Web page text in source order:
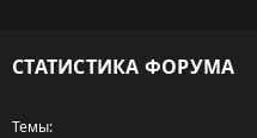
СТАТИСТИКА ФОРУМА
Темы